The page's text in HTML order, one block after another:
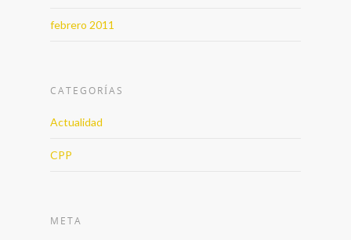
febrero 2011
CATEGORÍAS
Actualidad
CPP
META